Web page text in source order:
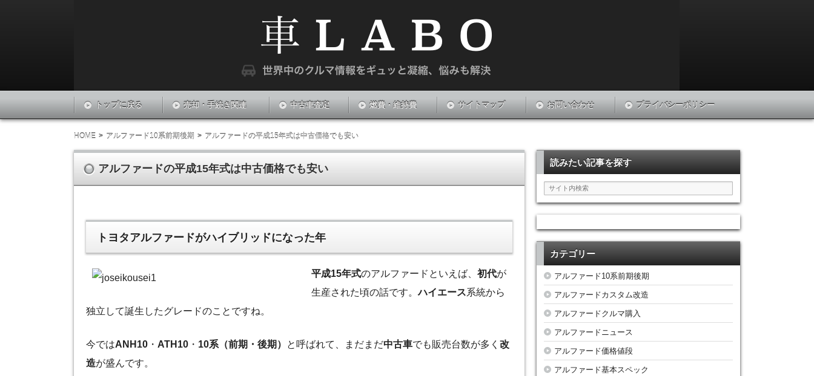
トップに戻る 売却・手続き関連 中古車査定 燃費・維持費 サイトマップ お問い合わせ プライバシーポリシー
HOME アルファード10系前期後期 アルファードの平成15年式は中古価格でも安い
アルファードの平成15年式は中古価格でも安い
トヨタアルファードがハイブリッドになった年
平成15年式のアルファードといえば、 初代が
生産された頃の話です。ハイエース系統から
独立して誕生したグレードのことですね。
今ではANH10 ・ ATH10 ・ 10系（前期・後期） と呼ばれて、まだまだ中古車でも販売台数が多く 改
造が盛んです。
読みたい記事を探す
カテゴリー
アルファード10系前期後期
アルファードカスタム改造
アルファードクルマ購入
アルファードニュース
アルファード価格値段
アルファード基本スペック